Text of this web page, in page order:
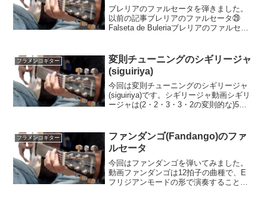
ブレリアのファルセータを弾きました。
以前の記事ブレリアのファルセータ㉙
Falseta de Buleriaブレリアのファルセー
モライート・チコの...
フラメンコギター
変則チューニングのシギリージャ
(siguiriya)
今回は変則チューニングのシギリージャ
(siguiriya)です。シギリージャ動画シギリ
ージャは(2・2・3・3・2の変則的な)5拍
ターは特にソロギターの場合などは変則
的...
フラメンコギター
ファンダンゴ(Fandango)のファ
ルセータ
今回はファンダンゴを弾いてみました。
動画ファンダンゴは12拍子の曲種で、E
フリジアンモードの形で演奏することの